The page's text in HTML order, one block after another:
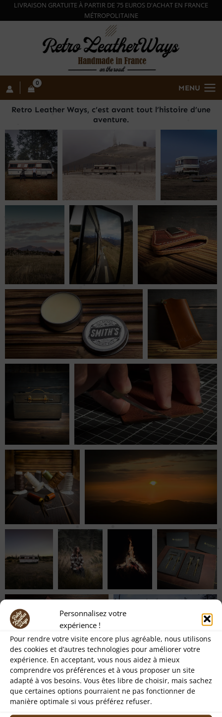
Personnalisez votre
expérience !
Pour rendre votre visite encore plus agréable, nous utilisons
des cookies et d’autres technologies pour améliorer votre
expérience. En acceptant, vous nous aidez à mieux
comprendre vos préférences et à vous proposer un site
adapté à vos besoins. Vous êtes libre de choisir, mais sachez
que certaines options pourraient ne pas fonctionner de
manière optimale si vous préférez refuser.
Aller
au
LIVRAISON GRATUITEÀ PARTIR DE 75 EUROS D'ACHAT EN FRANCE
MÉTROPOLITAINE
MENU
Retro Leather Ways, c’est avant tout l’histoire d’une
aventure.